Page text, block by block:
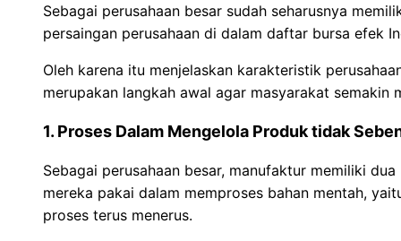
Sebagai perusahaan besar sudah seharusnya
persaingan perusahaan di dalam daftar bursa efek
Oleh karena itu menjelaskan karakteristik
merupakan langkah awal agar masyarakat semakin
1. Proses Dalam Mengelola Produk tidak
Sebagai perusahaan besar, manufaktur memiliki
mereka pakai dalam memproses bahan mentah,
proses terus menerus.